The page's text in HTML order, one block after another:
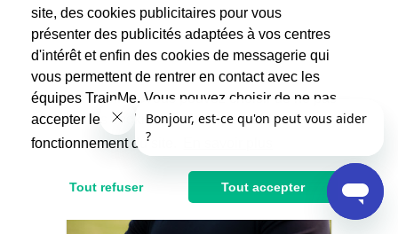
site, des cookies publicitaires pour vous
présenter des publicités adaptées à vos centres
d'intérêt et enfin des cookies de messagerie qui
vous permettent de rentrer en contact avec les
équipes TrainMe. Vous pouvez choisir de ne pas
accepter les cookies non indispensables au
fonctionnement du site.
Tout refuser Tout accepter